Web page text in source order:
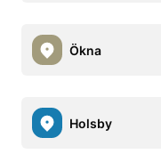
Ökna
Holsby